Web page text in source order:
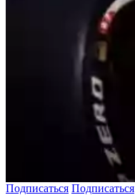
Подписаться Подписаться